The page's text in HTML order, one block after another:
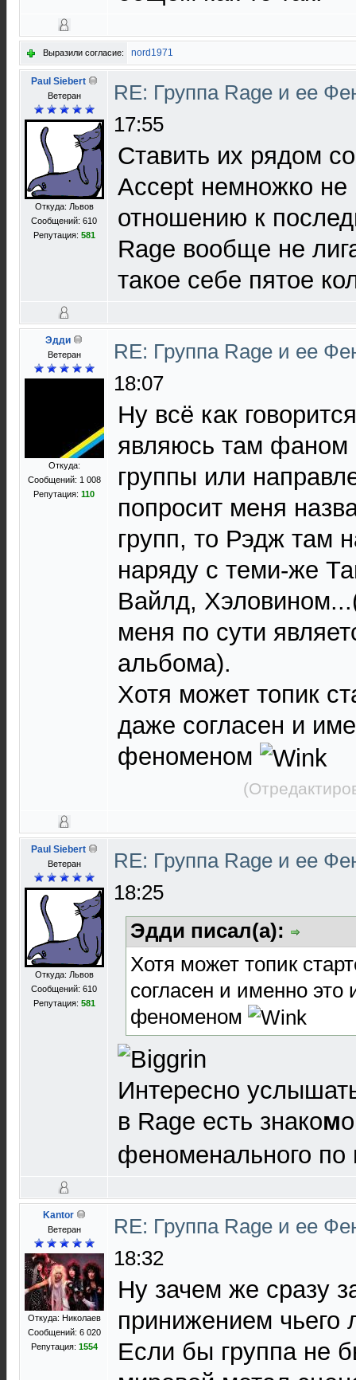
Выразили согласие: nord1971
Paul Siebert
Ветеран
Откуда: Львов
Сообщений: 610
Репутация: 581
RE: Группа Rage и ее
17:55
Ставить их рядом
Accept немножко не
отношению к
Rage вообще не
такое себе пятое
Эдди
Ветеран
Откуда:
Сообщений: 1 008
Репутация: 110
RE: Группа Rage и ее
18:07
Ну всё как
являюсь там фаном
группы или
попросит меня
групп, то Рэдж там
наряду с теми-же
Вайлд,
меня по сути
альбома).
Хотя может топик
даже согласен и
феноменом
Paul Siebert
Ветеран
Откуда: Львов
Сообщений: 610
Репутация: 581
RE: Группа Rage и ее
18:25
Эдди писал(а):
Хотя может топик
согласен и именно это
феноменом
Интересно
в Rage есть знаком
феноменального по
Kantor
Ветеран
Откуда: Николаев
Сообщений: 6 020
Репутация: 1554
RE: Группа Rage и ее
18:32
Ну зачем же сразу
принижением чьего
Если бы группа не